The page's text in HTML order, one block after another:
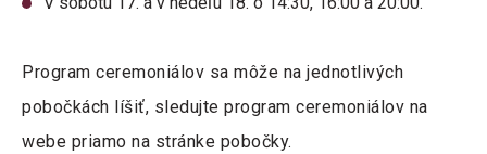
Program ceremoniálov sa môže na jednotlivých
pobočkách líšiť, sledujte program ceremoniálov na
webe priamo na stránke pobočky.